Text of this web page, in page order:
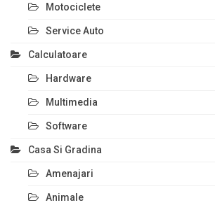
Motociclete
Service Auto
Calculatoare
Hardware
Multimedia
Software
Casa Si Gradina
Amenajari
Animale